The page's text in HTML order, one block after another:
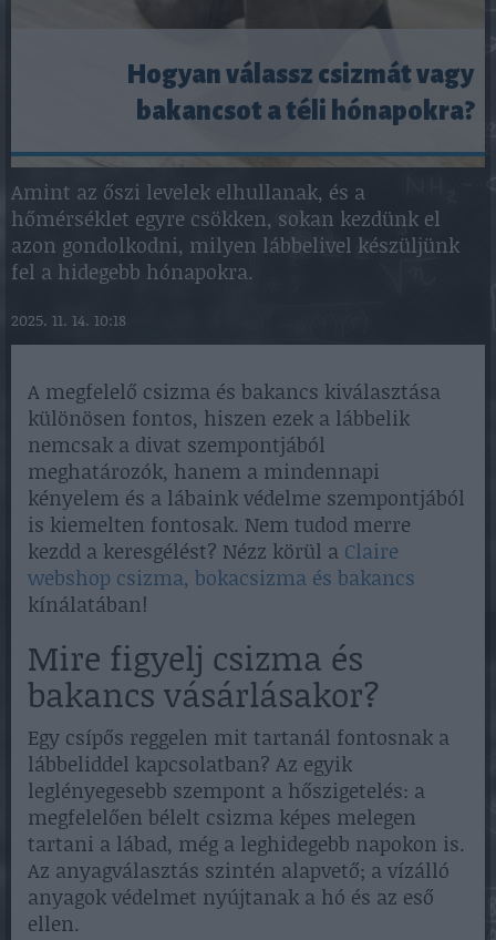
Hogyan válassz csizmát vagy
bakancsot a téli hónapokra?
Amint az őszi levelek elhullanak, és a
hőmérséklet egyre csökken, sokan kezdünk el
azon gondolkodni, milyen lábbelivel készüljünk
fel a hidegebb hónapokra.
2025. 11. 14. 10:18
A megfelelő csizma és bakancs kiválasztása
különösen fontos, hiszen ezek a lábbelik
nemcsak a divat szempontjából
meghatározók, hanem a mindennapi
kényelem és a lábaink védelme szempontjából
is kiemelten fontosak. Nem tudod merre
kezdd a keresgélést? Nézz körül a Claire
webshop csizma, bokacsizma és bakancs
kínálatában!
Mire figyelj csizma és
bakancs vásárlásakor?
Egy csípős reggelen mit tartanál fontosnak a
lábbeliddel kapcsolatban? Az egyik
leglényegesebb szempont a hőszigetelés: a
megfelelően bélelt csizma képes melegen
tartani a lábad, még a leghidegebb napokon is.
Az anyagválasztás szintén alapvető; a vízálló
anyagok védelmet nyújtanak a hó és az eső
ellen.